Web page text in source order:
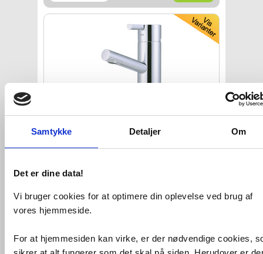
Samtykke Detaljer Om
Det er dine data!
Vi bruger cookies for at optimere din oplevelse ved brug af
vores hjemmeside.
For at hjemmesiden kan virke, er der nødvendige cookies,
m/bundventil - Krom
VVS nr. 701990104
Levering 1-2 dage
2.814,-